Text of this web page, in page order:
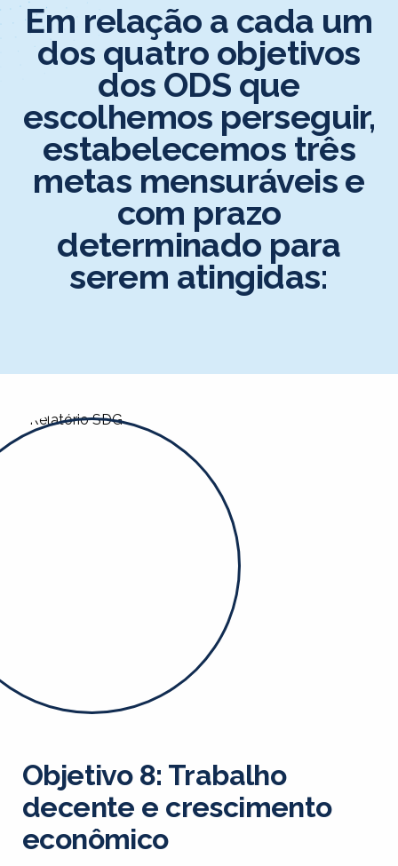
Em relação a cada um
dos quatro objetivos
dos ODS que
escolhemos perseguir,
estabelecemos três
metas mensuráveis e
com prazo
determinado para
serem atingidas:
Objetivo 8: Trabalho
decente e crescimento
econômico